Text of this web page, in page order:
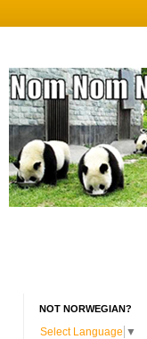
NOT NORWEGIAN?
Select Language ▼